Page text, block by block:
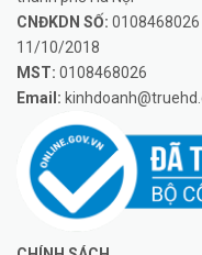
CNĐKDN SỐ: 0108468026
11/10/2018
MST: 0108468026
Email: